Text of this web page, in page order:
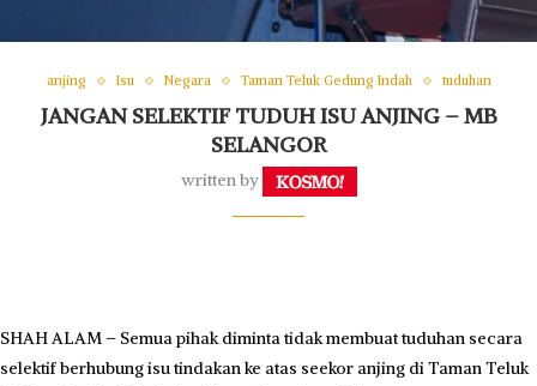
anjing Isu Negara Taman Teluk Gedung Indah tuduhan
JANGAN SELEKTIF TUDUH ISU ANJING – MB
SELANGOR
written by
SHAH ALAM – Semua pihak diminta tidak membuat tuduhan secara
selektif berhubung isu tindakan ke atas seekor anjing di Taman Teluk